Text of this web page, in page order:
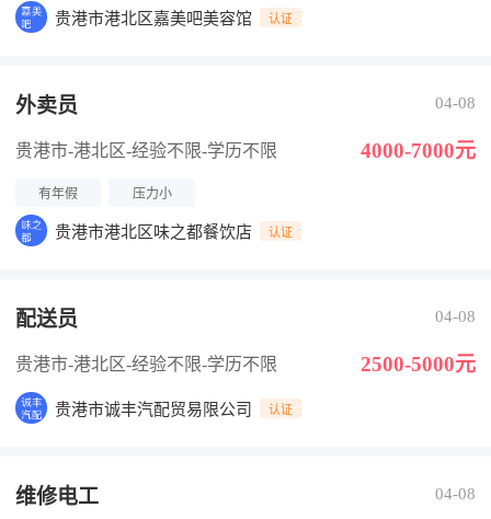
贵港市港北区嘉美吧美容馆 认证
外卖员 04-08
贵港市-港北区-经验不限-学历不限 4000-7000元
有年假 压力小
贵港市港北区味之都餐饮店 认证
配送员 04-08
贵港市-港北区-经验不限-学历不限 2500-5000元
贵港市诚丰汽配贸易限公司 认证
维修电工 04-08